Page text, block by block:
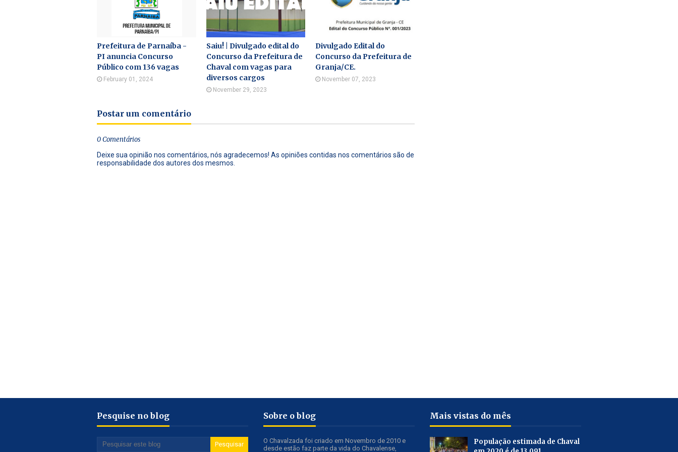
Prefeitura de Parnaíba -
PI anuncia Concurso
Público com 136 vagas
February 01, 2024
Saiu! | Divulgado edital do
Concurso da Prefeitura de
Chaval com vagas para
diversos cargos
November 29, 2023
Divulgado Edital do
Concurso da Prefeitura de
Granja/CE.
November 07, 2023
Postar um comentário
0 Comentários
Deixe sua opinião nos comentários, nós agradecemos! As opiniões contidas nos comentários são de
responsabilidade dos autores dos mesmos.
Pesquise no blog Sobre o blog
O Chavalzada foi criado em Novembro de 2010 e
desde estão faz parte da vida do Chavalense,
Mais vistas do mês
População estimada de Chaval